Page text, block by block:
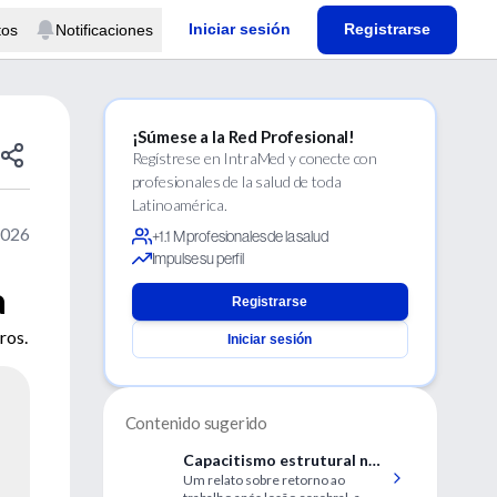
Notificaciones Iniciar sesión Registrarse
¡Súmese a la Red Profesional!
Regístrese en IntraMed y conecte con
profesionales de la salud de toda
Latinoamérica.
+1.1 M profesionales de la salud
Impulse su perfil
Registrarse
Iniciar sesión
Contenido sugerido
Capacitismo estrutural na
medicina
Um relato sobre retorno ao